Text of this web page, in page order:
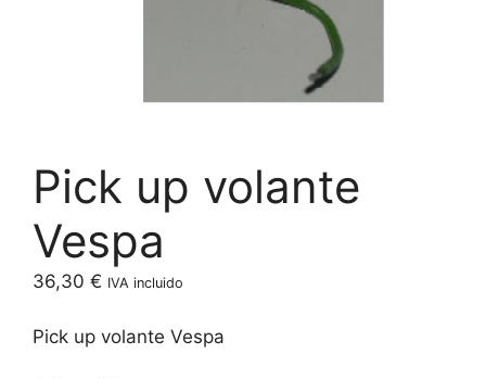
Pick up volante
Vespa
36,30 € IVA incluido
Pick up volante Vespa